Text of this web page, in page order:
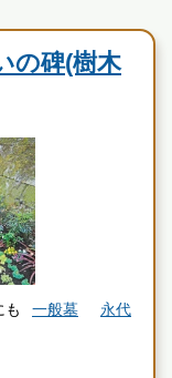
の碑(樹木
も 一般墓
永代